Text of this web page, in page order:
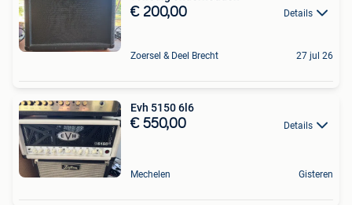
€ 200,00 Details
Zoersel & Deel Brecht 27 jul 26
Evh 5150 6l6
€ 550,00 Details
Mechelen Gisteren